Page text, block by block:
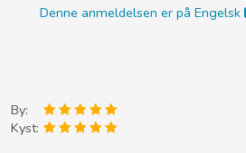
Denne anmeldelsen er på Engelsk
By:
Kyst: